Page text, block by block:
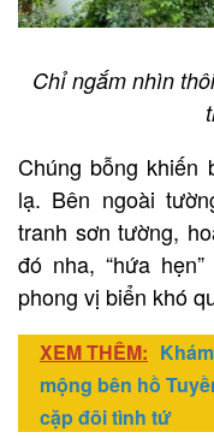
Chỉ ngắm nhìn
Chúng bỗng khiến
lạ. Bên ngoài
tranh sơn tường,
đó nha, “hứa
phong vị biển khó
XEM THÊM:
mộng bên hồ
cặp đôi tình tứ